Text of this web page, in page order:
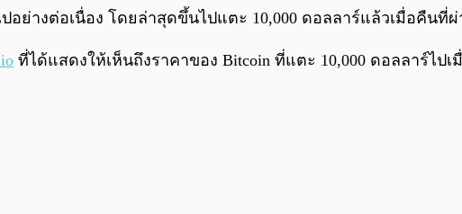
อย่างต่อเนื่อง โดยล่าสุดขึ้นไปแตะ 10,000 ดอลลาร์แล้วเมื่อคืนที่
ที่ได้แสดงให้เห็นถึงราคาของ Bitcoin ที่แตะ 10,000 ดอลลาร์ไป